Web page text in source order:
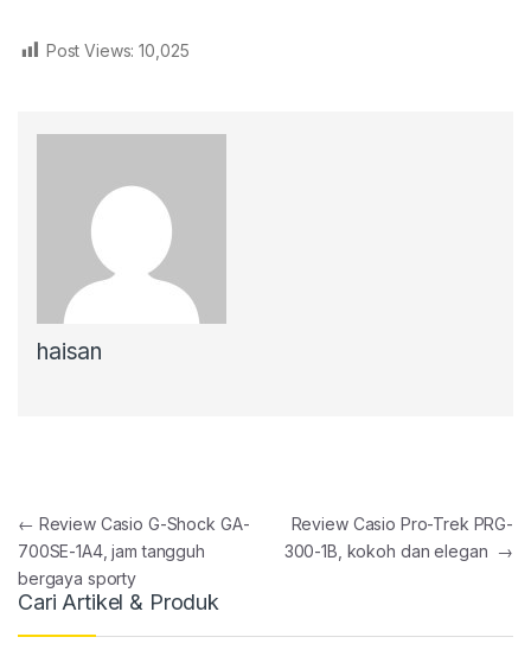
Post Views: 10,025
haisan
Post navigation
← Review Casio G-Shock GA-
700SE-1A4, jam tangguh
bergaya sporty
Review Casio Pro-Trek PRG-
300-1B, kokoh dan elegan →
Cari Artikel & Produk